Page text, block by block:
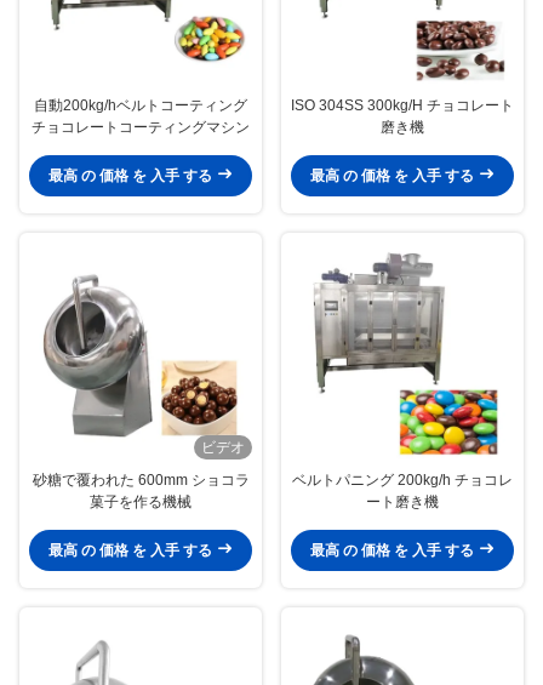
自動200kg/hベルトコーティング
チョコレートコーティングマシン
最高 の 価格 を 入手 する
ISO 304SS 300kg/H チョコレート
磨き機
最高 の 価格 を 入手 する
ビデオ
砂糖で覆われた 600mm ショコラ
菓子を作る機械
最高 の 価格 を 入手 する
ベルトパニング 200kg/h チョコレ
ート磨き機
最高 の 価格 を 入手 する